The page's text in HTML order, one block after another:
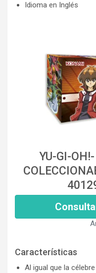
Idioma en Inglés
YU-GI-
Características
Al igual que la